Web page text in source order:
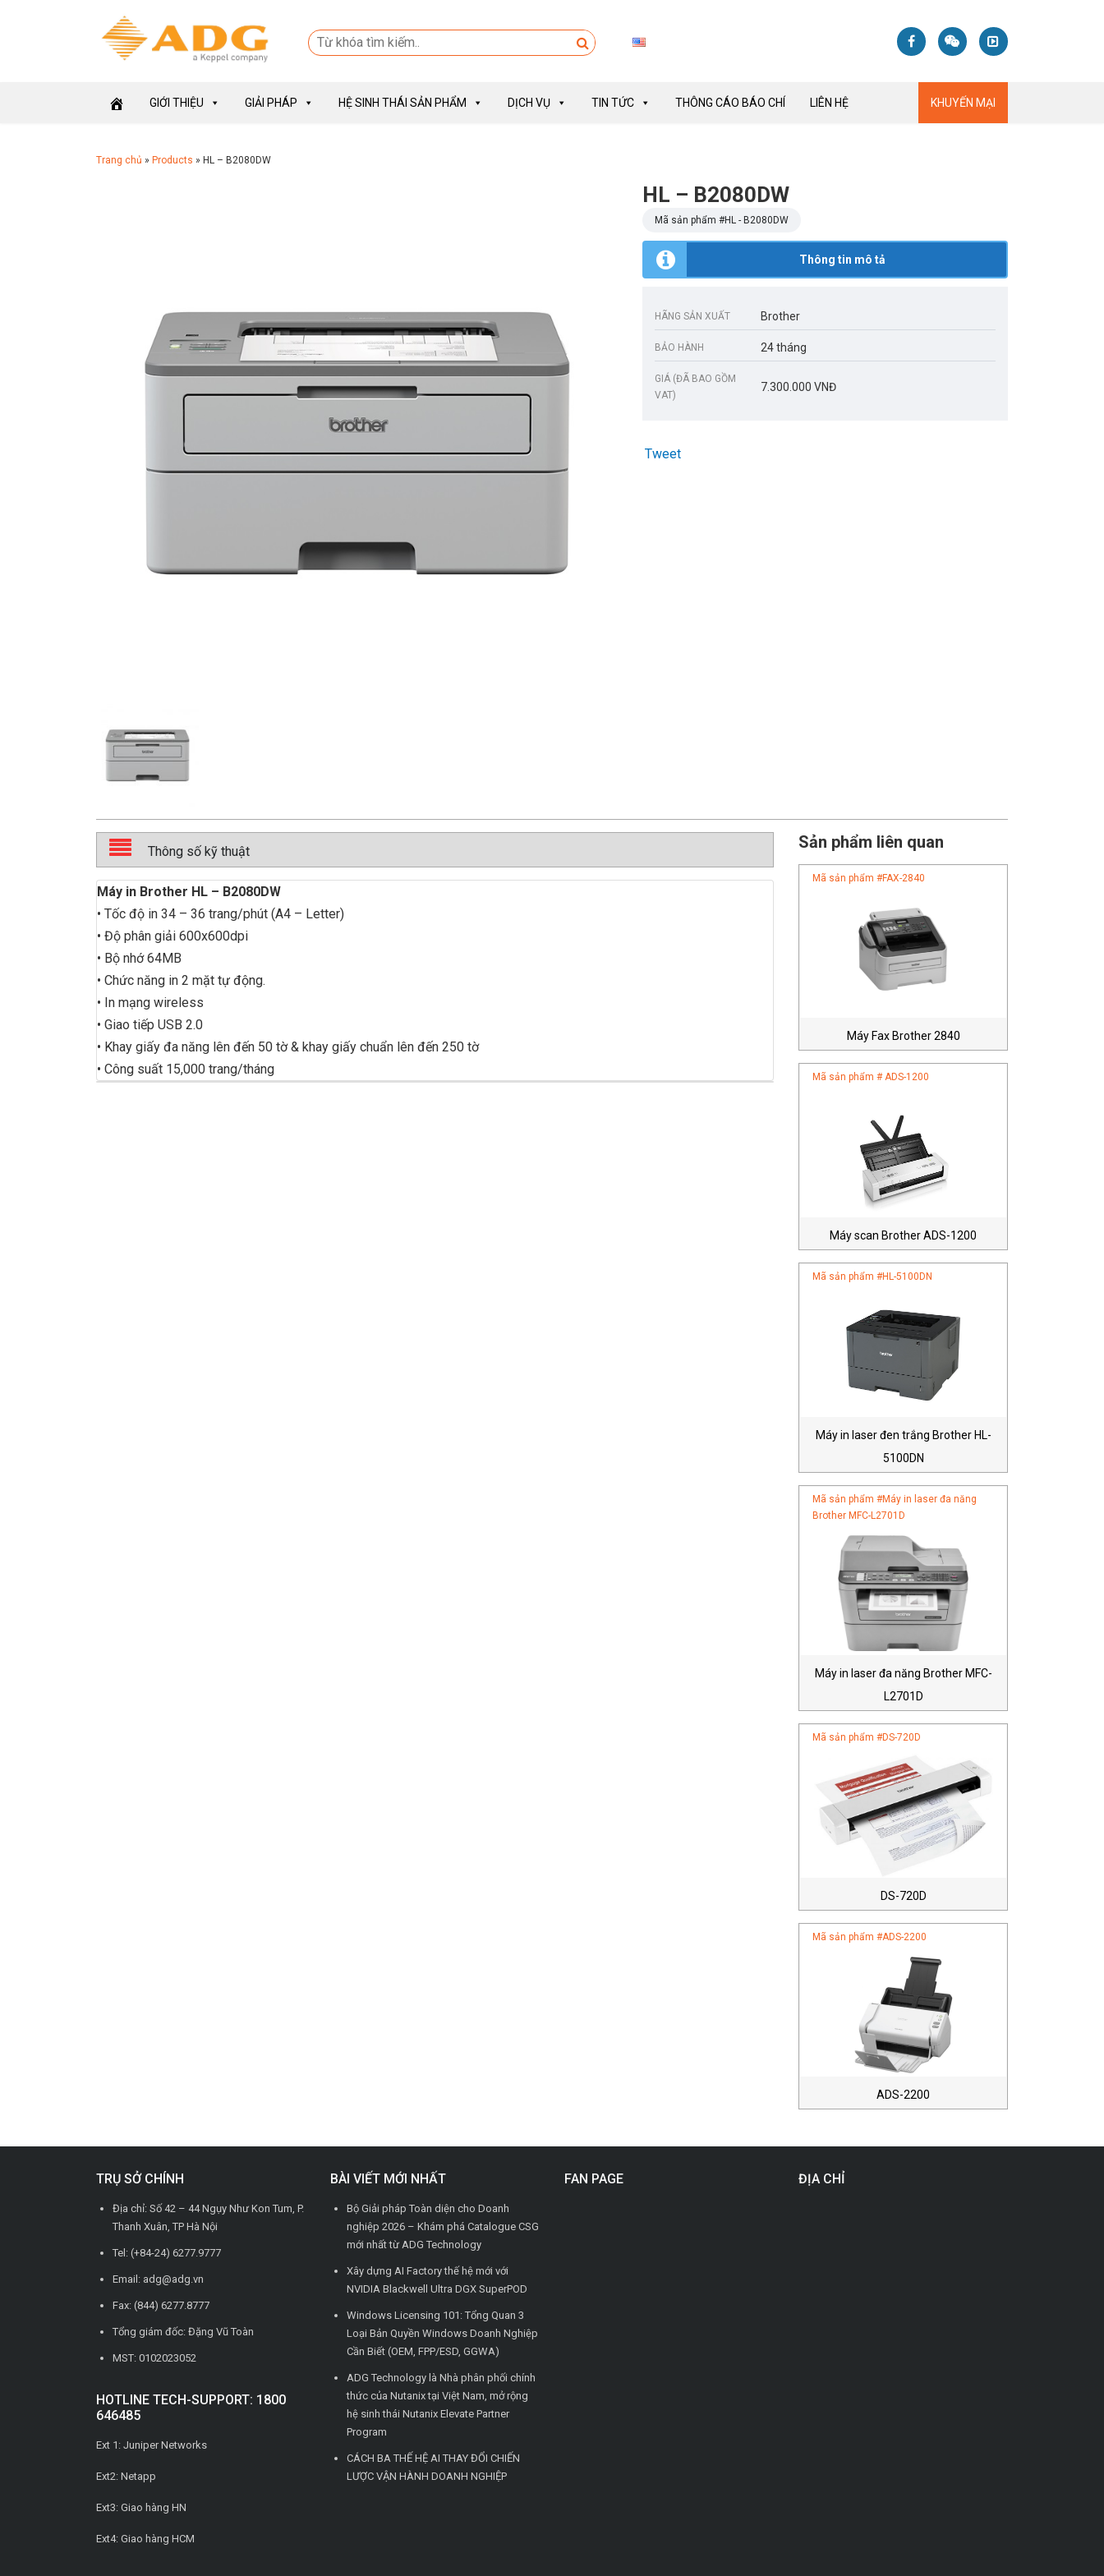
GIỚI THIỆU GIẢI PHÁP HỆ SINH THÁI SẢN PHẨM DỊCH VỤ TIN TỨC THÔNG CÁO BÁO CHÍ LIÊN HỆ KHUYẾN MẠI
Trang chủ » Products » HL – B2080DW
HL – B2080DW
Mã sản phẩm #HL - B2080DW
Thông tin mô tả
HÃNG SẢN XUẤT Brother
BẢO HÀNH 24 tháng
GIÁ (ĐÃ BAO GỒM
VAT)
7.300.000 VNĐ
Tweet
Thông số kỹ thuật
Máy in Brother HL – B2080DW
• Tốc độ in 34 – 36 trang/phút (A4 – Letter)
• Độ phân giải 600x600dpi
• Bộ nhớ 64MB
• Chức năng in 2 mặt tự động.
• In mạng wireless
• Giao tiếp USB 2.0
• Khay giấy đa năng lên đến 50 tờ & khay giấy chuẩn lên đến 250 tờ
• Công suất 15,000 trang/tháng
Sản phẩm liên quan
Mã sản phẩm #FAX-2840
Máy Fax Brother 2840
Mã sản phẩm #ADS-1200
Máy scan Brother ADS-1200
Mã sản phẩm #HL-5100DN
Máy in laser đen trắng Brother HL-
5100DN
Mã sản phẩm #Máy in laser đa năng
Brother MFC-L2701D
Máy in laser đa năng Brother MFC-
L2701D
Mã sản phẩm #DS-720D
DS-720D
Mã sản phẩm #ADS-2200
ADS-2200
TRỤ SỞ CHÍNH
Địa chỉ: Số 42 – 44 Ngụy Như Kon Tum, P.
Thanh Xuân, TP Hà Nội
Tel: (+84-24) 6277.9777
Email: adg@adg.vn
Fax: (844) 6277.8777
Tổng giám đốc: Đặng Vũ Toàn
MST: 0102023052
HOTLINE TECH-SUPPORT: 1800
646485
Ext 1: Juniper Networks
Ext2: Netapp
Ext3: Giao hàng HN
Ext4: Giao hàng HCM
BÀI VIẾT MỚI NHẤT
Bộ Giải pháp Toàn diện cho Doanh
nghiệp 2026 – Khám phá Catalogue CSG
mới nhất từ ADG Technology
Xây dựng AI Factory thế hệ mới với
NVIDIA Blackwell Ultra DGX SuperPOD
Windows Licensing 101: Tổng Quan 3
Loại Bản Quyền Windows Doanh Nghiệp
Cần Biết (OEM, FPP/ESD, GGWA)
ADG Technology là Nhà phân phối chính
thức của Nutanix tại Việt Nam, mở rộng
hệ sinh thái Nutanix Elevate Partner
Program
CÁCH BA THẾ HỆ AI THAY ĐỔI CHIẾN
LƯỢC VẬN HÀNH DOANH NGHIỆP
FAN PAGE ĐỊA CHỈ